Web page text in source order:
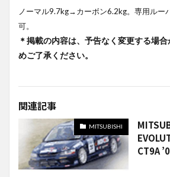
ノーマル9.7kg→カーボン6.2kg。専用ル
可。
＊掲載の内容は、予告なく変更する場
めご了承ください。
関連記事
MITSUBISHI
CT9A